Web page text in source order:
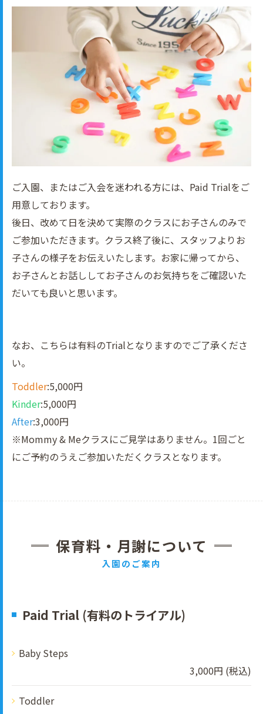
ご入園、またはご入会を迷われる方には、Paid Trialをご
用意しております。
後日、改めて日を決めて実際のクラスにお子さんのみで
ご参加いただきます。クラス終了後に、スタッフよりお
子さんの様子をお伝えいたします。お家に帰ってから、
お子さんとお話ししてお子さんのお気持ちをご確認いた
だいても良いと思います。
なお、こちらは有料のTrialとなりますのでご了承くださ
い。
Toddler:5,000円
Kinder:5,000円
After:3,000円
※Mommy & Meクラスにご見学はありません。1回ごと
にご予約のうえご参加いただくクラスとなります。
保育料・月謝について
入園のご案内
Paid Trial (有料のトライアル)
Baby Steps
3,000円 (税込)
Toddler